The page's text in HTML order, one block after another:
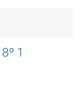
1